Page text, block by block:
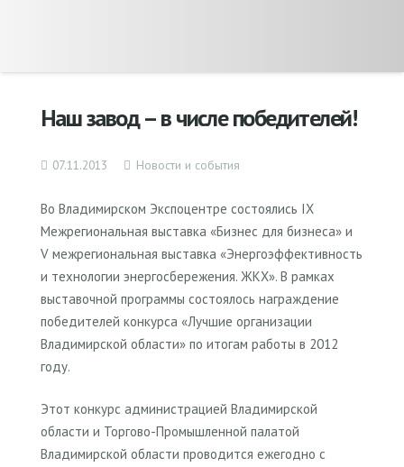
Наш завод – в числе победителей!
07.11.2013 Новости и события
Во Владимирском Экспоцентре состоялись IX
Межрегиональная выставка «Бизнес для бизнеса» и
V межрегиональная выставка «Энергоэффективность
и технологии энергосбережения. ЖКХ». В рамках
выставочной программы состоялось награждение
победителей конкурса «Лучшие организации
Владимирской области» по итогам работы в 2012
году.
Этот конкурс администрацией Владимирской
области и Торгово-Промышленной палатой
Владимирской области проводится ежегодно с